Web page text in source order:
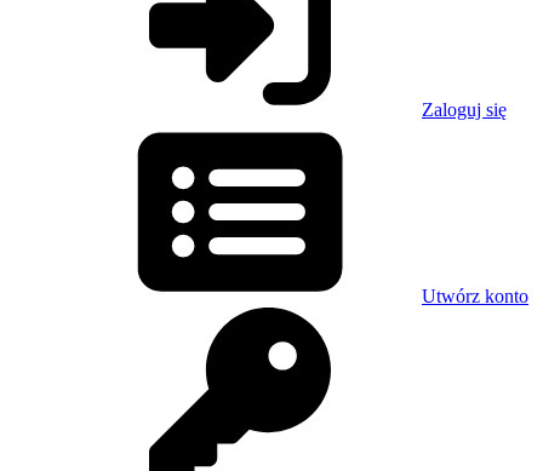
Zaloguj się
Utwórz konto